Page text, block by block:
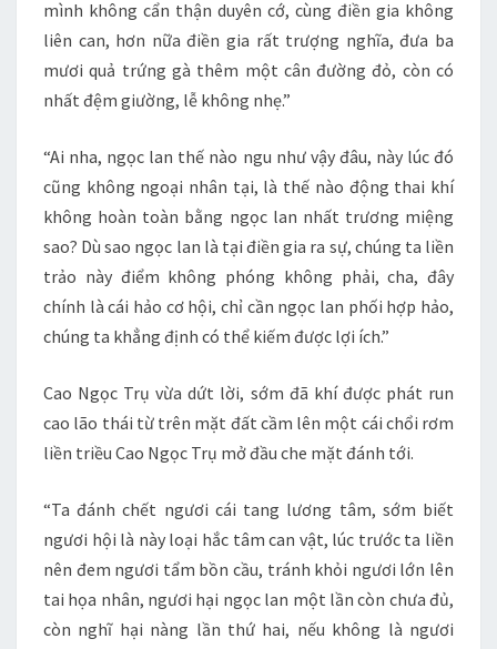
mình không cẩn thận duyên cớ, cùng điền gia không
liên can, hơn nữa điền gia rất trượng nghĩa, đưa ba
mươi quả trứng gà thêm một cân đường đỏ, còn có
nhất đệm giường, lễ không nhẹ.”
“Ai nha, ngọc lan thế nào ngu như vậy đâu, này lúc đó
cũng không ngoại nhân tại, là thế nào động thai khí
không hoàn toàn bằng ngọc lan nhất trương miệng
sao? Dù sao ngọc lan là tại điền gia ra sự, chúng ta liền
trảo này điểm không phóng không phải, cha, đây
chính là cái hảo cơ hội, chỉ cần ngọc lan phối hợp hảo,
chúng ta khẳng định có thể kiếm được lợi ích.”
Cao Ngọc Trụ vừa dứt lời, sớm đã khí được phát run
cao lão thái từ trên mặt đất cầm lên một cái chổi rơm
liền triều Cao Ngọc Trụ mở đầu che mặt đánh tới.
“Ta đánh chết ngươi cái tang lương tâm, sớm biết
ngươi hội là này loại hắc tâm can vật, lúc trước ta liền
nên đem ngươi tẩm bồn cầu, tránh khỏi ngươi lớn lên
tai họa nhân, ngươi hại ngọc lan một lần còn chưa đủ,
còn nghĩ hại nàng lần thứ hai, nếu không là ngươi